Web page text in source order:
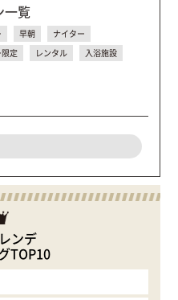
一覧
早朝
ナイター
限定 レンタル
入浴施設
ンデ
TOP10